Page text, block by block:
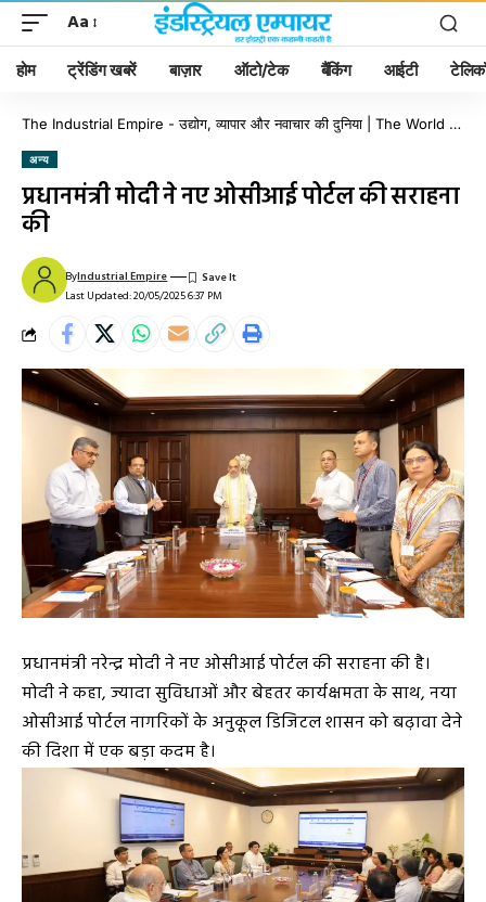
Aa
होम ट्रेंडिंग खबरें बाज़ार ऑटो/टेक बैंकिंग आईटी
The Industrial Empire - उद्योग, व्यापार और नवाचार की दुनिया | The World of Industry, Business & Innovation
अन्य
प्रधानमंत्री मोदी ने नए ओसीआई पोर्टल की सराहना
की
Last Updated: 20/05/2025 6:37 PM
ByIndustrial Empire
प्रधानमंत्री नरेन्द्र मोदी ने नए ओसीआई पोर्टल की सराहना की है।
मोदी ने कहा, ज्यादा सुविधाओं और बेहतर कार्यक्षमता के साथ, नया
ओसीआई पोर्टल नागरिकों के अनुकूल डिजिटल शासन को बढ़ावा देने
की दिशा में एक बड़ा कदम है।